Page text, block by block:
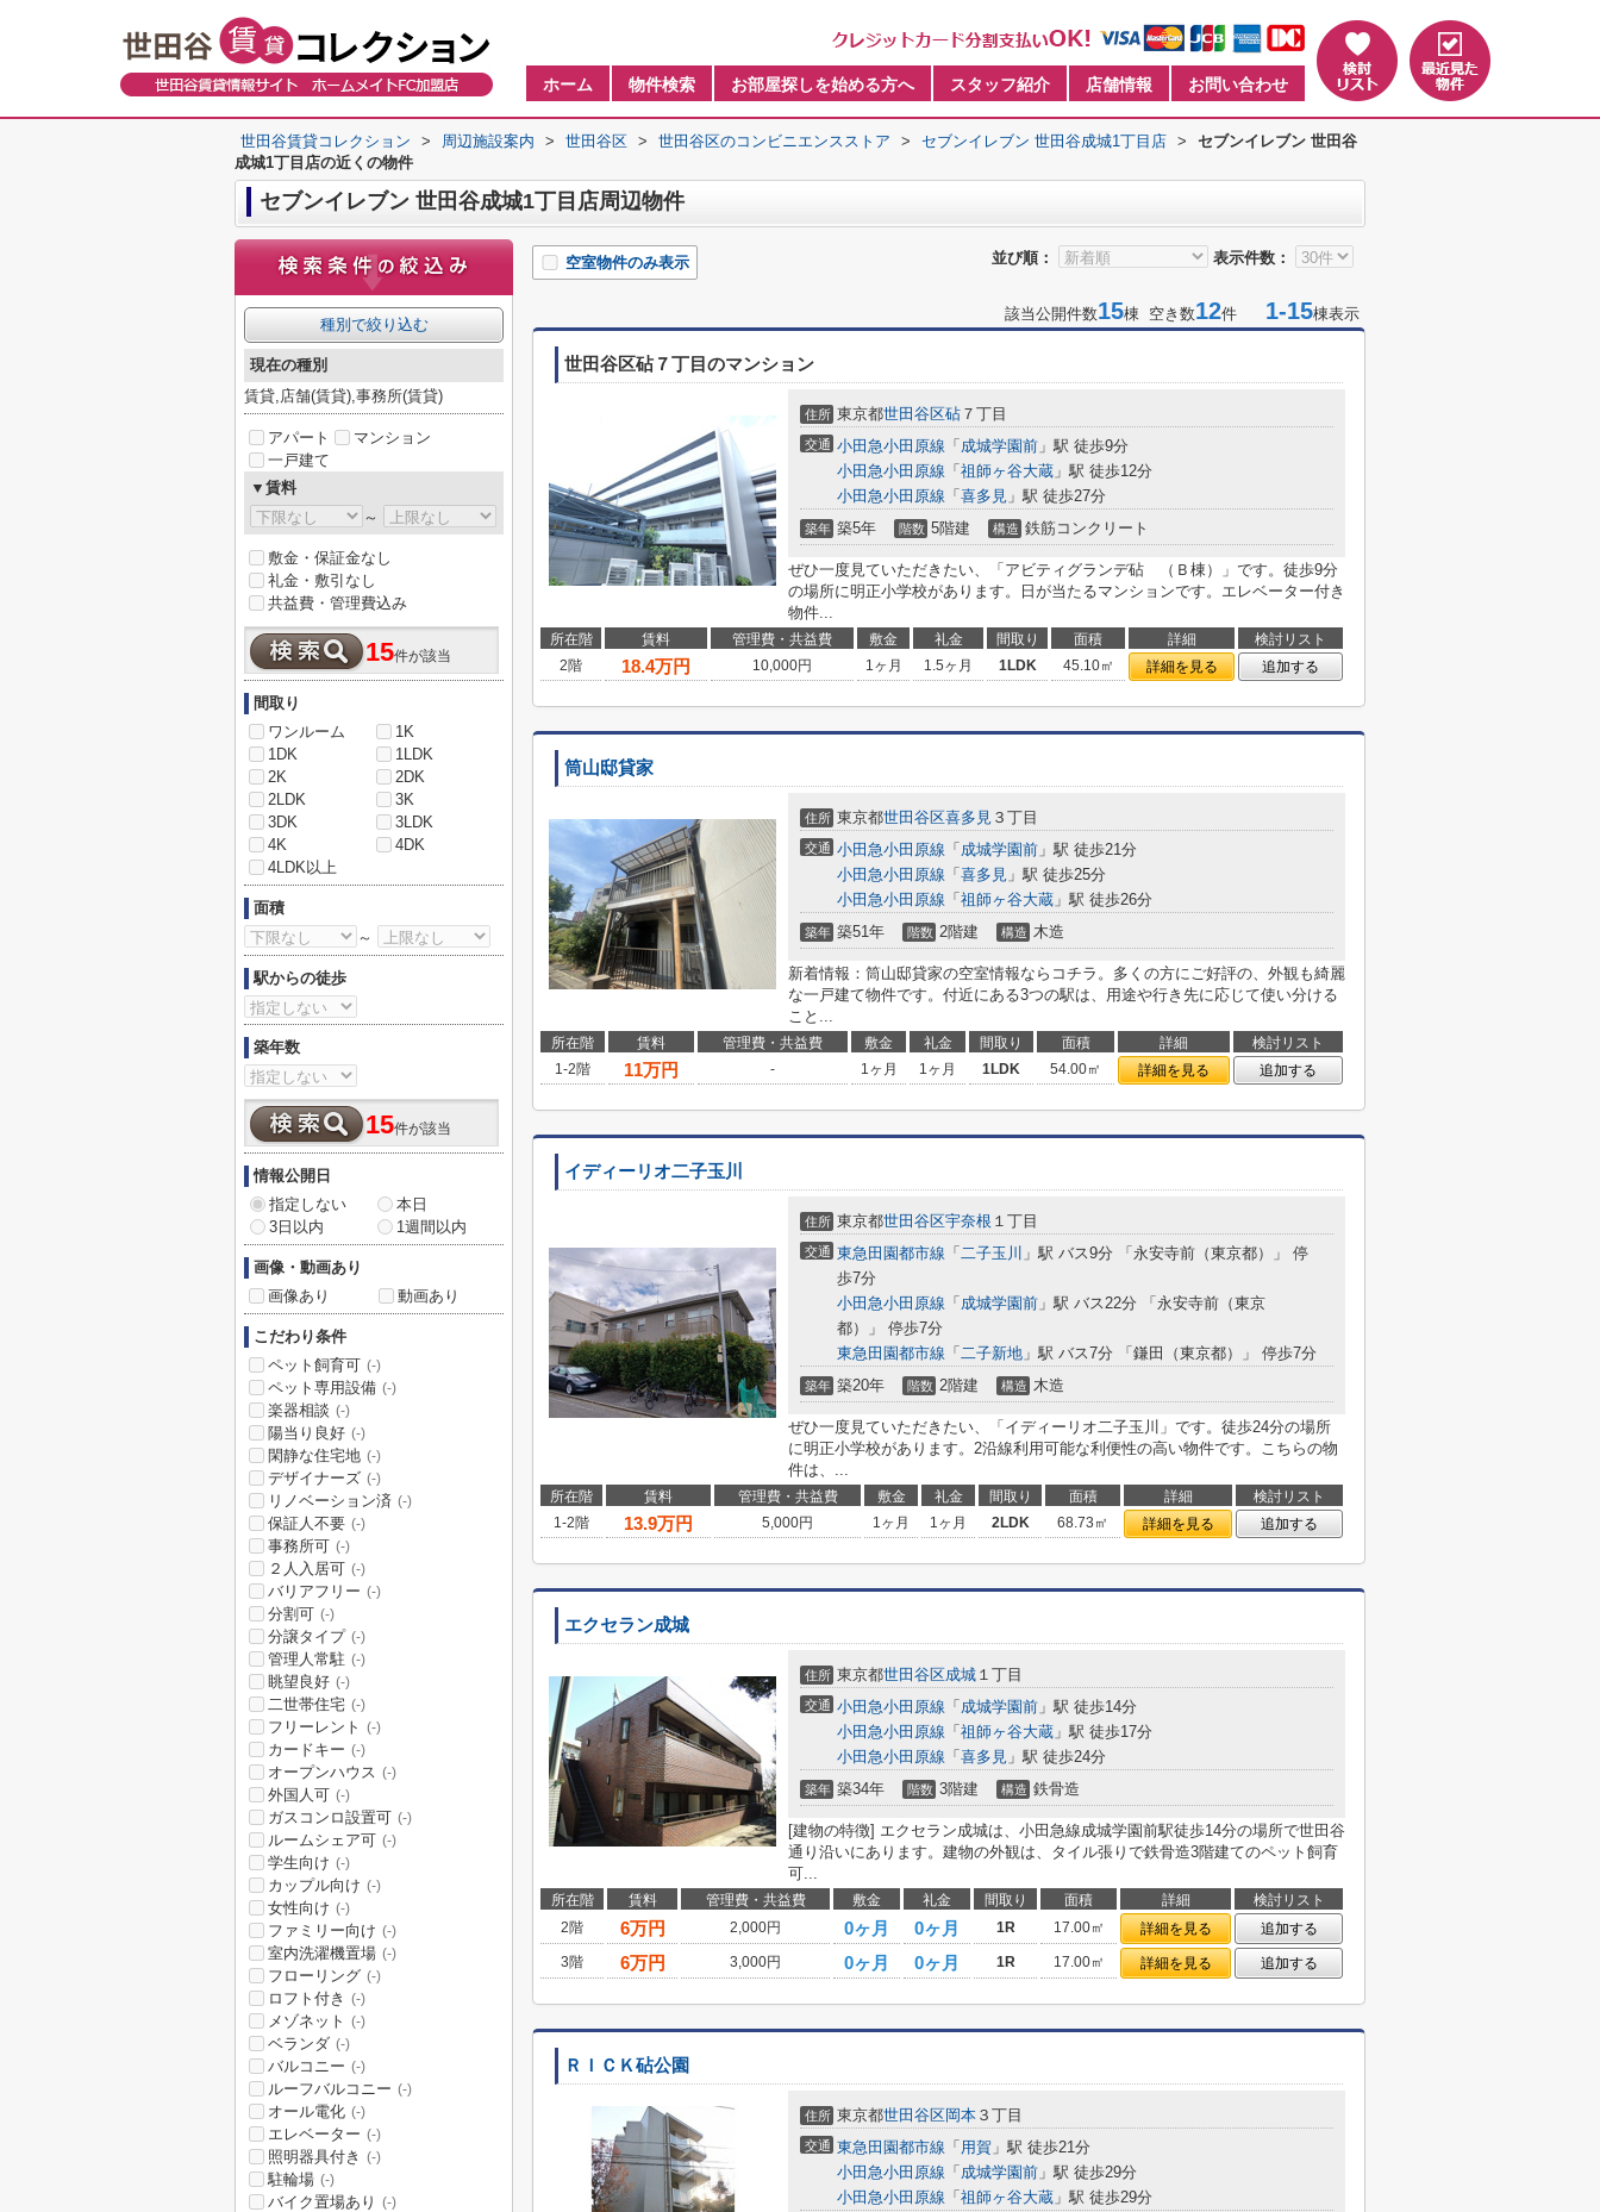
ホーム 物件検索 お部屋探しを始める方へ スタッフ紹介 店舗情報 お問い合わせ
世田谷賃貸コレクション > 周辺施設案内 > 世田谷区 > 世田谷区のコンビニエンスストア > セブンイレブン 世田谷成城1丁目店 >
セブンイレブン 世田谷
成城1丁目店の近くの物件
セブンイレブン 世田谷成城1丁目店周辺物件
並び順： 表示件数：
空室物件のみ表示
該当公開件数15棟 空き数12件 1-15棟表示
世田谷区砧７丁目のマンション
住所 東京都世田谷区砧 ７丁目
交通 小田急小田原線 「 成城学園前 」駅 徒歩9分
小田急小田原線 「 祖師ヶ谷大蔵 」駅 徒歩12分
小田急小田原線 「 喜多見 」駅 徒歩27分
築年 築5年 階数 5階建 構造 鉄筋コンクリート
ぜひ一度見ていただきたい、「アビティグランデ砧 （Ｂ棟）」です。徒歩9分
の場所に明正小学校があります。日が当たるマンションです。エレベーター付き
物件...
所在階 賃料 管理費・共益費 敷金 礼金 間取り 面積 詳細
検討リスト
2階
18.4万円 10,000円 1ヶ月 1.5ヶ月 1LDK 45.10㎡ 詳細を見る 追加する
筒山邸貸家
住所 東京都世田谷区喜多見 ３丁目
交通 小田急小田原線 「 成城学園前 」駅 徒歩21分
小田急小田原線 「 喜多見 」駅 徒歩25分
小田急小田原線 「 祖師ヶ谷大蔵 」駅 徒歩26分
築年 築51年 階数 2階建 構造 木造
新着情報：筒山邸貸家の空室情報ならコチラ。多くの方にご好評の、外観も綺麗
な一戸建て物件です。付近にある3つの駅は、用途や行き先に応じて使い分ける
こと...
所在階 賃料 管理費・共益費 敷金 礼金 間取り 面積 詳細
検討リスト
1-2階
11万円 - 1ヶ月 1ヶ月 1LDK 54.00㎡ 詳細を見る 追加する
イディーリオ二子玉川
住所 東京都世田谷区宇奈根 １丁目
交通 東急田園都市線 「 二子玉川 」駅 バス9分 「永安寺前（東京都）」 停
歩7分
小田急小田原線 「 成城学園前 」駅 バス22分 「永安寺前（東京
都）」 停歩7分
東急田園都市線 「 二子新地 」駅 バス7分 「鎌田（東京都）」 停歩7分
築年 築20年 階数 2階建 構造 木造
ぜひ一度見ていただきたい、「イディーリオ二子玉川」です。徒歩24分の場所
に明正小学校があります。2沿線利用可能な利便性の高い物件です。こちらの物
件は、...
所在階 賃料 管理費・共益費 敷金 礼金 間取り 面積 詳細
検討リスト
1-2階
13.9万円 5,000円 1ヶ月 1ヶ月 2LDK 68.73㎡ 詳細を見る 追加する
エクセラン成城
住所 東京都世田谷区成城 １丁目
交通 小田急小田原線 「 成城学園前 」駅 徒歩14分
小田急小田原線 「 祖師ヶ谷大蔵 」駅 徒歩17分
小田急小田原線 「 喜多見 」駅 徒歩24分
築年 築34年 階数 3階建 構造 鉄骨造
[建物の特徴] エクセラン成城は、小田急線成城学園前駅徒歩14分の場所で世田谷
通り沿いにあります。建物の外観は、タイル張りで鉄骨造3階建てのペット飼育
可...
所在階 賃料 管理費・共益費 敷金 礼金 間取り 面積 詳細
検討リスト
2階
6万円 2,000円 0ヶ月 0ヶ月 1R 17.00㎡ 詳細を見る
追加する
3階
6万円 3,000円 0ヶ月 0ヶ月 1R 17.00㎡ 詳細を見る 追加する
ＲＩＣＫ砧公園
住所 東京都世田谷区岡本 ３丁目
交通 東急田園都市線 「 用賀 」駅 徒歩21分
小田急小田原線 「 成城学園前 」駅 徒歩29分
小田急小田原線 「 祖師ヶ谷大蔵 」駅 徒歩29分
種別で絞り込む
現在の種別
賃貸,店舗(賃貸),事務所(賃貸)
アパート
マンション
一戸建て
▼賃料
～
敷金・保証金なし
礼金・敷引なし
共益費・管理費込み
15件が該当
間取り
ワンルーム
1K
1DK
1LDK
2K
2DK
2LDK
3K
3DK
3LDK
4K
4DK
4LDK以上
面積
～
駅からの徒歩
築年数
15件が該当
情報公開日
指定しない
本日
3日以内
1週間以内
画像・動画あり
画像あり
動画あり
こだわり条件
ペット飼育可 (-)
ペット専用設備 (-)
楽器相談 (-)
陽当り良好 (-)
閑静な住宅地 (-)
デザイナーズ (-)
リノベーション済 (-)
保証人不要 (-)
事務所可 (-)
２人入居可 (-)
バリアフリー (-)
分割可 (-)
分譲タイプ (-)
管理人常駐 (-)
眺望良好 (-)
二世帯住宅 (-)
フリーレント (-)
カードキー (-)
オープンハウス (-)
外国人可 (-)
ガスコンロ設置可 (-)
ルームシェア可 (-)
学生向け (-)
カップル向け (-)
女性向け (-)
ファミリー向け (-)
室内洗濯機置場 (-)
フローリング (-)
ロフト付き (-)
メゾネット (-)
ベランダ (-)
バルコニー (-)
ルーフバルコニー (-)
オール電化 (-)
エレベーター (-)
照明器具付き (-)
駐輪場 (-)
バイク置場あり (-)